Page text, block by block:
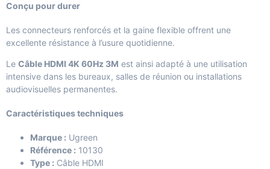
Conçu pour durer
Les connecteurs renforcés et la gaine flexible offrent une
excellente résistance à l’usure quotidienne.
Le Câble HDMI 4K 60Hz 3M est ainsi adapté à une utilisation
intensive dans les bureaux, salles de réunion ou installations
audiovisuelles permanentes.
Caractéristiques techniques
Marque : Ugreen
Référence : 10130
Type : Câble HDMI